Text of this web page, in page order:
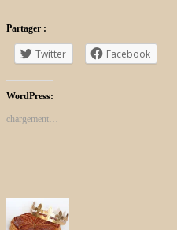
Partager :
Twitter Facebook
WordPress:
chargement…